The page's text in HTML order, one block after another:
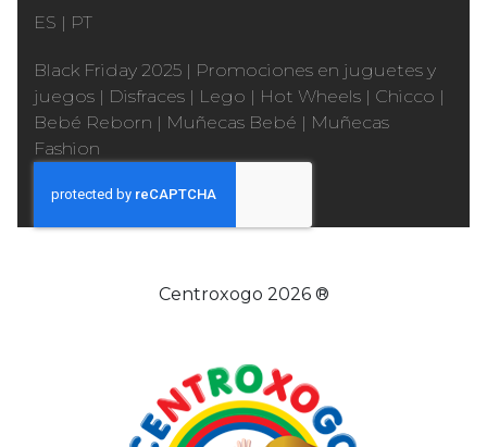
ES | PT
Black Friday 2025 | Promociones en juguetes y
juegos | Disfraces | Lego | Hot Wheels | Chicco |
Bebé Reborn | Muñecas Bebé | Muñecas
Fashion
Centroxogo 2026 ®